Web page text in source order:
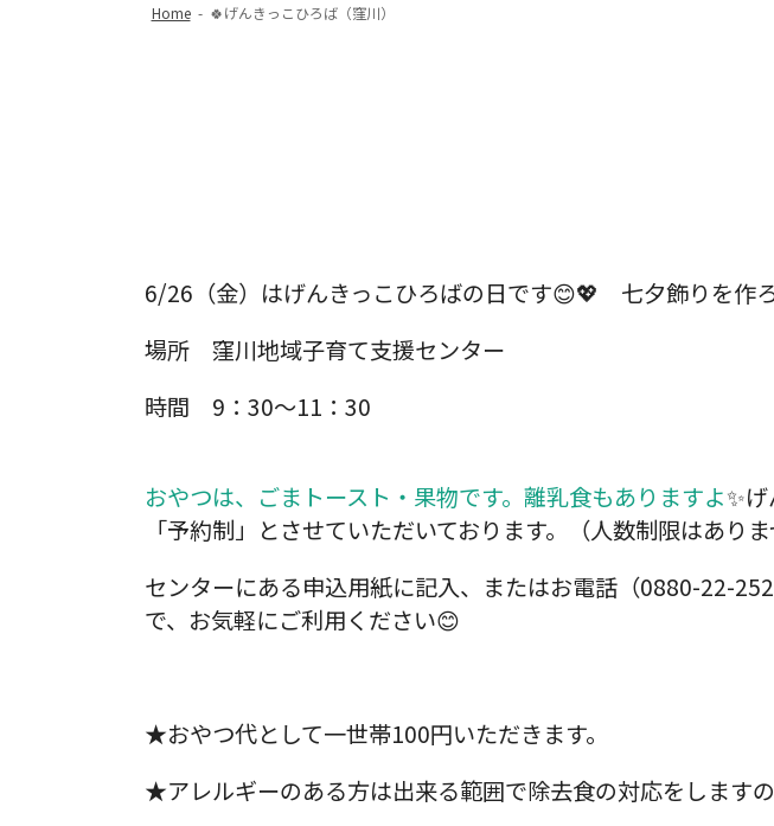
Home- 🍀げんきっこひろば（窪川）
6/26（金）はげんきっこひろばの日です😊💖 七夕飾りを作
場所 窪川地域子育て支援センター
時間 9：30～11：30
おやつは、ごまトースト・果物です。離乳食もありますよ✨
「予約制」とさせていただいております。（人数制限はありま
センターにある申込用紙に記入、またはお電話（0880-22-
で、お気軽にご利用ください😊
★おやつ代として一世帯100円いただきます。
★アレルギーのある方は出来る範囲で除去食の対応をしますの